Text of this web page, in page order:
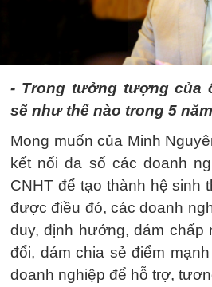
- Trong tưởng tượng của
sẽ như thế nào trong 5
Mong muốn của Minh
kết nối đa số các doanh
CNHT để tạo thành hệ sinh
được điều đó, các doanh
duy, định hướng, dám chấp
đổi, dám chia sẻ điểm
doanh nghiệp để hỗ trợ,